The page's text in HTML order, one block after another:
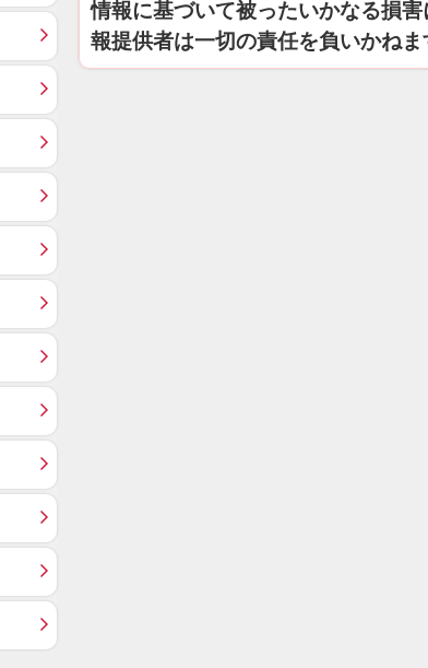
情報に基づいて被ったいかなる損
報提供者は一切の責任を負いかねま